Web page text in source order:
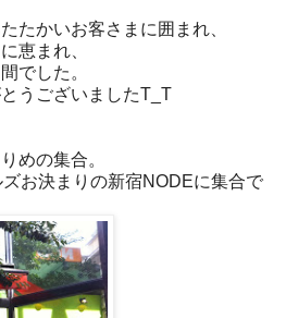
たかいお客さまに囲まれ、
恵まれ、
でした。
うございましたT_T
めの集合。
お決まりの新宿NODEに集合で